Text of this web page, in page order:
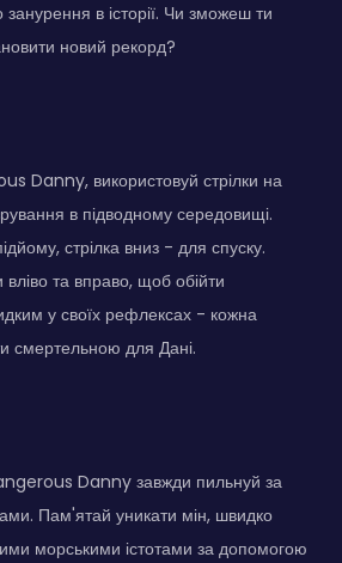
в історії. Чи зможеш ти
новий рекорд?
Danny, використовуй стрілки на
в підводному середовищі.
стрілка вниз - для спуску.
вліво та вправо, щоб обійти
у своїх рефлексах - кожна
смертельною для Дані.
Danny завжди пильнуй за
Пам'ятай уникати мін, швидко
морськими істотами за допомогою